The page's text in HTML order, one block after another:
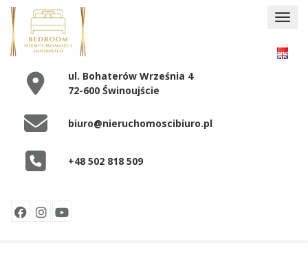
ul. Bohaterów Września 4
72-600 Świnoujście
biuro@nieruchomoscibiuro.pl
+48 502 818 509